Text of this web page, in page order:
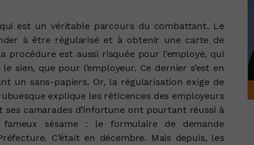
est un véritable parcours du combattant. Le
à être régularisé et à obtenir une carte de
procédure est aussi risquée pour l’employé, qui
sien, que pour l’employeur. Ce dernier s’est en
un sans-papiers. Or, la régularisation exige de
explique les réticences des employeurs
ses camarades d’infortune ont pourtant réussi à
sésame : le formulaire de demande
C’était en décembre. Mais depuis, les